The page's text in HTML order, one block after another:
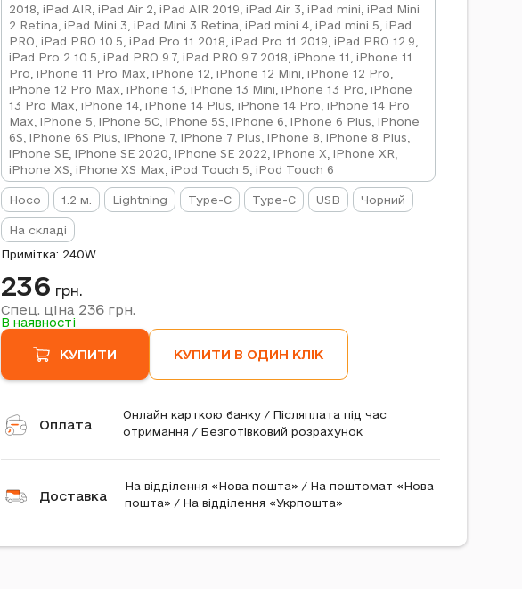
2018, iPad AIR, iPad Air 2, iPad AIR 2019, iPad Air 3, iPad mini, iPad Mini
2 Retina, iPad Mini 3, iPad Mini 3 Retina, iPad mini 4, iPad mini 5, iPad
PRO, iPad PRO 10.5, iPad Pro 11 2018, iPad Pro 11 2019, iPad PRO 12.9,
iPad Pro 2 10.5, iPad PRO 9.7, iPad PRO 9.7 2018, iPhone 11, iPhone 11
Pro, iPhone 11 Pro Max, iPhone 12, iPhone 12 Mini, iPhone 12 Pro,
iPhone 12 Pro Max, iPhone 13, iPhone 13 Mini, iPhone 13 Pro, iPhone
13 Pro Max, iPhone 14, iPhone 14 Plus, iPhone 14 Pro, iPhone 14 Pro
Max, iPhone 5, iPhone 5C, iPhone 5S, iPhone 6, iPhone 6 Plus, iPhone
6S, iPhone 6S Plus, iPhone 7, iPhone 7 Plus, iPhone 8, iPhone 8 Plus,
iPhone SE, iPhone SE 2020, iPhone SE 2022, iPhone X, iPhone XR,
iPhone XS, iPhone XS Max, iPod Touch 5, iPod Touch 6
Hoco 1.2 м. Lightning Type-C Type-C USB Чорний
На складі
Примітка: 240W
236 грн.
Спец. ціна 236 грн.
В наявності
КУПИТИ КУПИТИ В ОДИН КЛІК
Оплата
Онлайн карткою банку / Післяплата під час
отримання / Безготівковий розрахунок
Доставка
На відділення «Нова пошта» / На поштомат «Нова
пошта» / На відділення «Укрпошта»